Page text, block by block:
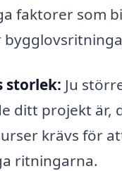
faktorer som
storlek: Ju
ditt projekt är,
krävs för
ritningarna.